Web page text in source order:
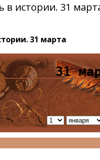
в истории. 31
31 марта
31